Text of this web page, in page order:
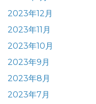
2023年12月
2023年11月
2023年10月
2023年9月
2023年8月
2023年7月